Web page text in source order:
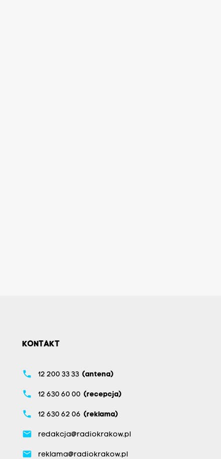
KONTAKT
phone 12 200 33 33 (antena)
phone 12 630 60 00 (recepcja)
phone 12 630 62 06 (reklama)
email redakcja@radiokrakow.pl
email reklama@radiokrakow.pl